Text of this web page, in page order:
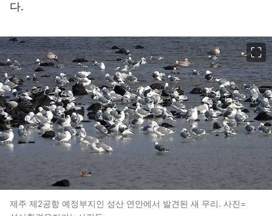
다.
제주 제2공항 예정부지인 성산 연안에서 발견된 새 무리. 사진=